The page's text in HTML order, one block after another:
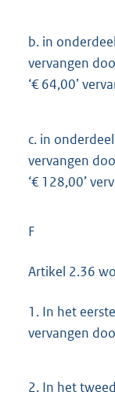
b. in
vervangen
‘€ 64,00’
c. in
vervangen
‘€ 128,00’
F
Artikel 2.36
1. In het
vervangen
2. In het